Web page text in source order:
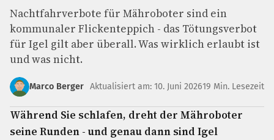
Nachtfahrverbote für Mähroboter sind ein
kommunaler Flickenteppich - das Tötungsverbot
für Igel gilt aber überall. Was wirklich erlaubt ist
und was nicht.
Marco Berger Aktualisiert am: 10. Juni 202619 Min. Lesezeit
Während Sie schlafen, dreht der Mähroboter
seine Runden - und genau dann sind Igel